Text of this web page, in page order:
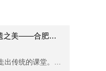
探科学之奇 品非遗之美——合肥中锐学校初中部精品班开展科学探究实践活动
带着青春的疑惑，走出传统的课堂。 脚步丈量的地方，都是知识的天地。 ...